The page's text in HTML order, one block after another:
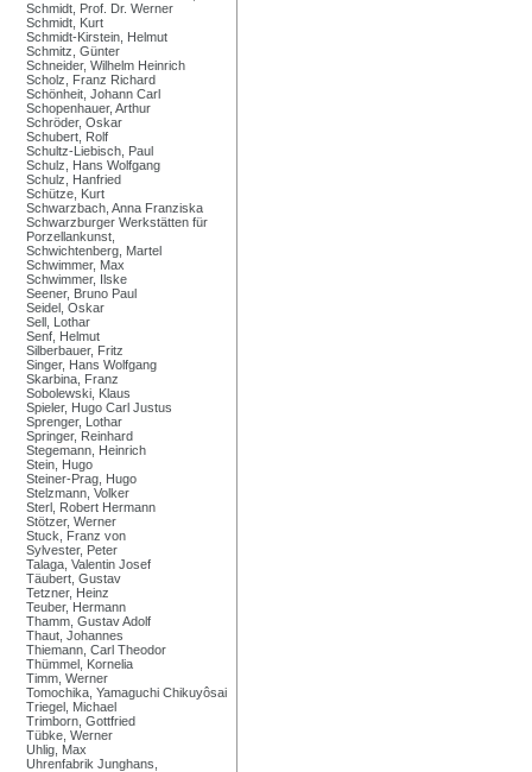
Schmidt, Prof. Dr. Werner
Schmidt, Kurt
Schmidt-Kirstein, Helmut
Schmitz, Günter
Schneider, Wilhelm Heinrich
Scholz, Franz Richard
Schönheit, Johann Carl
Schopenhauer, Arthur
Schröder, Oskar
Schubert, Rolf
Schultz-Liebisch, Paul
Schulz, Hans Wolfgang
Schulz, Hanfried
Schütze, Kurt
Schwarzbach, Anna Franziska
Schwarzburger Werkstätten für
Porzellankunst,
Schwichtenberg, Martel
Schwimmer, Max
Schwimmer, Ilske
Seener, Bruno Paul
Seidel, Oskar
Sell, Lothar
Senf, Helmut
Silberbauer, Fritz
Singer, Hans Wolfgang
Skarbina, Franz
Sobolewski, Klaus
Spieler, Hugo Carl Justus
Sprenger, Lothar
Springer, Reinhard
Stegemann, Heinrich
Stein, Hugo
Steiner-Prag, Hugo
Stelzmann, Volker
Sterl, Robert Hermann
Stötzer, Werner
Stuck, Franz von
Sylvester, Peter
Talaga, Valentin Josef
Täubert, Gustav
Tetzner, Heinz
Teuber, Hermann
Thamm, Gustav Adolf
Thaut, Johannes
Thiemann, Carl Theodor
Thümmel, Kornelia
Timm, Werner
Tomochika, Yamaguchi Chikuyôsai
Triegel, Michael
Trimborn, Gottfried
Tübke, Werner
Uhlig, Max
Uhrenfabrik Junghans,